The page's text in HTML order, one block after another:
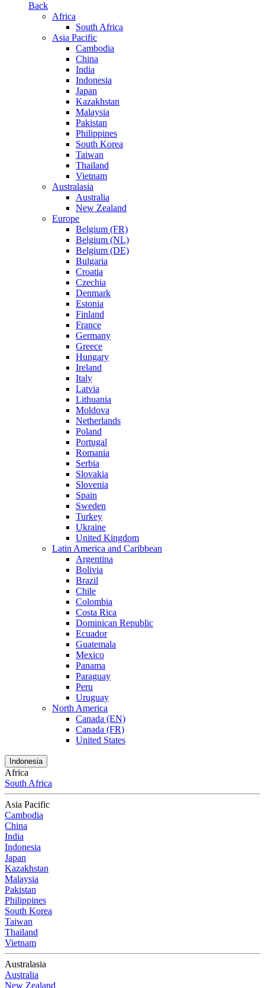
Back
Africa
South Africa
Asia Pacific
Cambodia
China
India
Indonesia
Japan
Kazakhstan
Malaysia
Pakistan
Philippines
South Korea
Taiwan
Thailand
Vietnam
Australasia
Australia
New Zealand
Europe
Belgium (FR)
Belgium (NL)
Belgium (DE)
Bulgaria
Croatia
Czechia
Denmark
Estonia
Finland
France
Germany
Greece
Hungary
Ireland
Italy
Latvia
Lithuania
Moldova
Netherlands
Poland
Portugal
Romania
Serbia
Slovakia
Slovenia
Spain
Sweden
Turkey
Ukraine
United Kingdom
Latin America and Caribbean
Argentina
Bolivia
Brazil
Chile
Colombia
Costa Rica
Dominican Republic
Ecuador
Guatemala
Mexico
Panama
Paraguay
Peru
Uruguay
North America
Canada (EN)
Canada (FR)
United States
Indonesia
Africa
South Africa
Asia Pacific
Cambodia
China
India
Indonesia
Japan
Kazakhstan
Malaysia
Pakistan
Philippines
South Korea
Taiwan
Thailand
Vietnam
Australasia
Australia
New Zealand